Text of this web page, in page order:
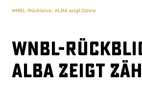
WNBL-Rückblick: ALBA zeigt Zähne
WNBL-
ALBA zeigt